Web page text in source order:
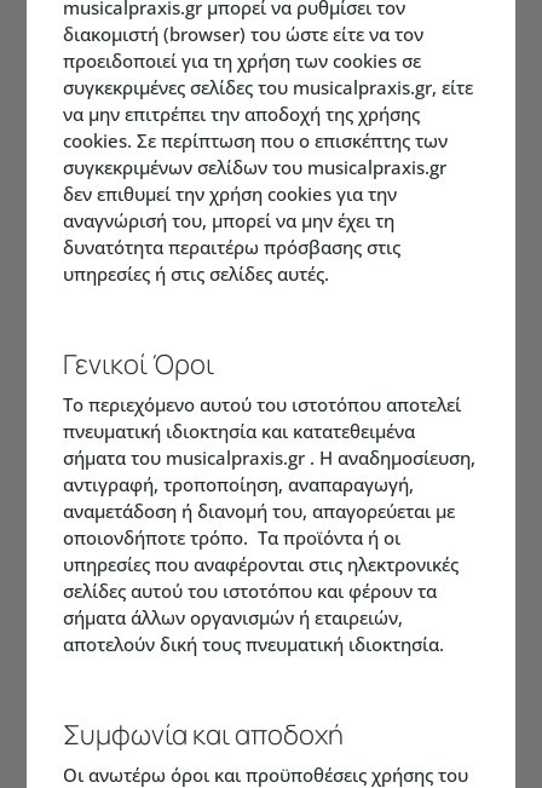
musicalpraxis.gr μπορεί να ρυθμίσει τον
διακομιστή (browser) του ώστε είτε να τον
προειδοποιεί για τη χρήση των cookies σε
συγκεκριμένες σελίδες του musicalpraxis.gr, είτε
να μην επιτρέπει την αποδοχή της χρήσης
cookies. Σε περίπτωση που ο επισκέπτης των
συγκεκριμένων σελίδων του musicalpraxis.gr
δεν επιθυμεί την χρήση cookies για την
αναγνώρισή του, μπορεί να μην έχει τη
δυνατότητα περαιτέρω πρόσβασης στις
υπηρεσίες ή στις σελίδες αυτές.
Γενικοί Όροι
Το περιεχόμενο αυτού του ιστοτόπου αποτελεί
πνευματική ιδιοκτησία και κατατεθειμένα
σήματα του musicalpraxis.gr . Η αναδημοσίευση,
αντιγραφή, τροποποίηση, αναπαραγωγή,
αναμετάδοση ή διανομή του, απαγορεύεται με
οποιονδήποτε τρόπο. Τα προϊόντα ή οι
υπηρεσίες που αναφέρονται στις ηλεκτρονικές
σελίδες αυτού του ιστοτόπου και φέρουν τα
σήματα άλλων οργανισμών ή εταιρειών,
αποτελούν δική τους πνευματική ιδιοκτησία.
Συμφωνία και αποδοχή
Οι ανωτέρω όροι και προϋποθέσεις χρήσης του